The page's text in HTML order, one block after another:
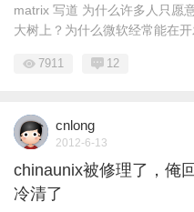
matrix 写道 为什么许多人只愿
大树上？为什么微软经常能在开
7911 12
cnlong
2012-6-13
chinaunix被修理了，俺
冷清了